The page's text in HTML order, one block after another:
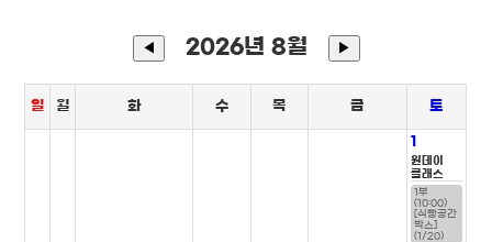
◀ 2026년 8월 ▶
일 월 화 수 목 금 토
1
원데이
클래스
1부
(10:00)
[식빵공간
박스]
(1/20)